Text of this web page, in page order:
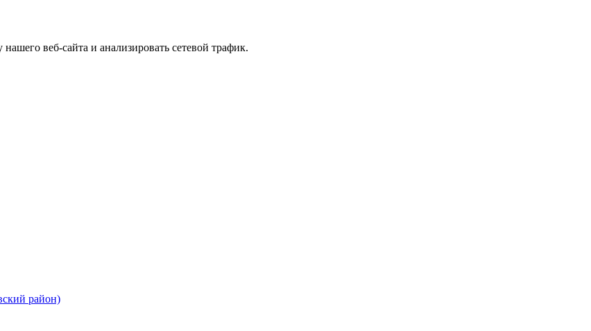
веб-сайта и анализировать сетевой трафик.
район)